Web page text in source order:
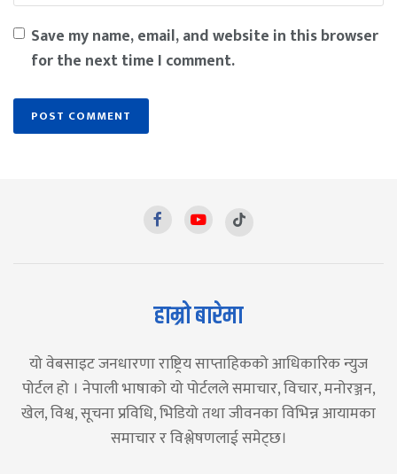
Save my name, email, and website in this browser
for the next time I comment.
हाम्रो बारेमा
यो वेबसाइट जनधारणा राष्ट्रिय साप्ताहिकको आधिकारिक न्युज
पोर्टल हो । नेपाली भाषाको यो पोर्टलले समाचार, विचार, मनोरञ्जन,
खेल, विश्व, सूचना प्रविधि, भिडियो तथा जीवनका विभिन्न आयामका
समाचार र विश्लेषणलाई समेट्छ।